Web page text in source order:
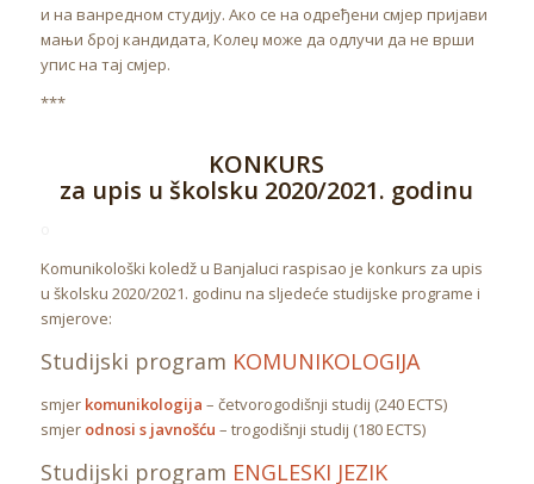
и на ванредном студију. Ако се на одређени смјер пријави
мањи број кандидата, Колеџ може да одлучи да не врши
упис на тај смјер.
***
KONKURS
za upis u školsku 2020/2021. godinu
Komunikološki koledž u Banjaluci raspisao je konkurs za upis
u školsku 2020/2021. godinu na sljedeće studijske programe i
smjerove:
Studijski program KOMUNIKOLOGIJA
smjer komunikologija – četvorogodišnji studij (240 ECTS)
smjer odnosi s javnošću – trogodišnji studij (180 ECTS)
Studijski program ENGLESKI JEZIK